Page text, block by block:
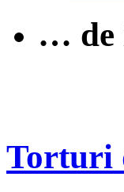
… de
Torturi